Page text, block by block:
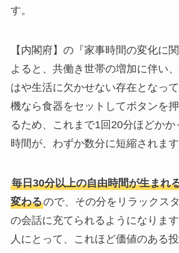
す。
【内閣府】の『家事時間の変化に
よると、共働き世帯の増加に伴い
はや生活に欠かせない存在となっ
機なら食器をセットしてボタンを
るため、これまで1回20分ほどか
時間が、わずか数分に短縮されます
毎日30分以上の自由時間が生まれ
変わるので、その分をリラックス
の会話に充てられるようになりま
人にとって、これほど価値のある